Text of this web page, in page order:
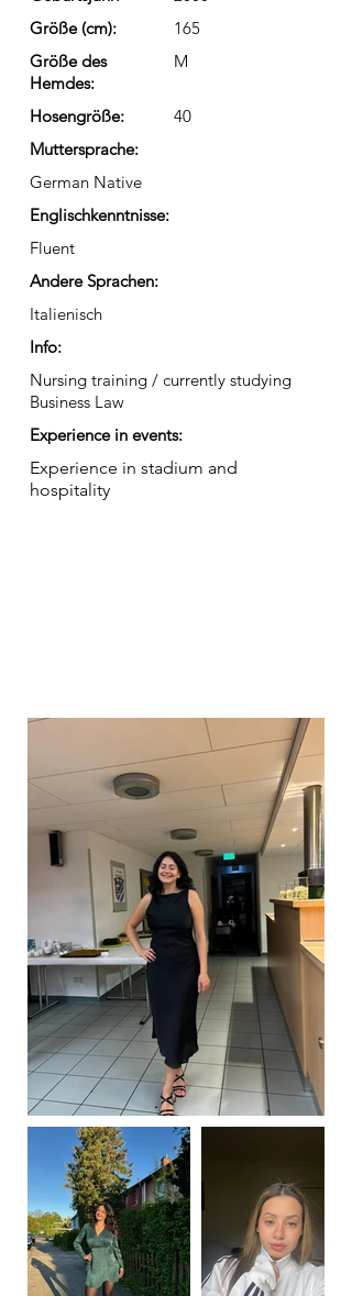
Größe (cm):
165
Größe des
Hemdes:
M
Hosengröße:
40
Muttersprache:
German Native
Englischkenntnisse:
Fluent
Andere Sprachen:
Italienisch
Info:
Nursing training / currently studying
Business Law
Experience in events:
Experience in stadium and
hospitality